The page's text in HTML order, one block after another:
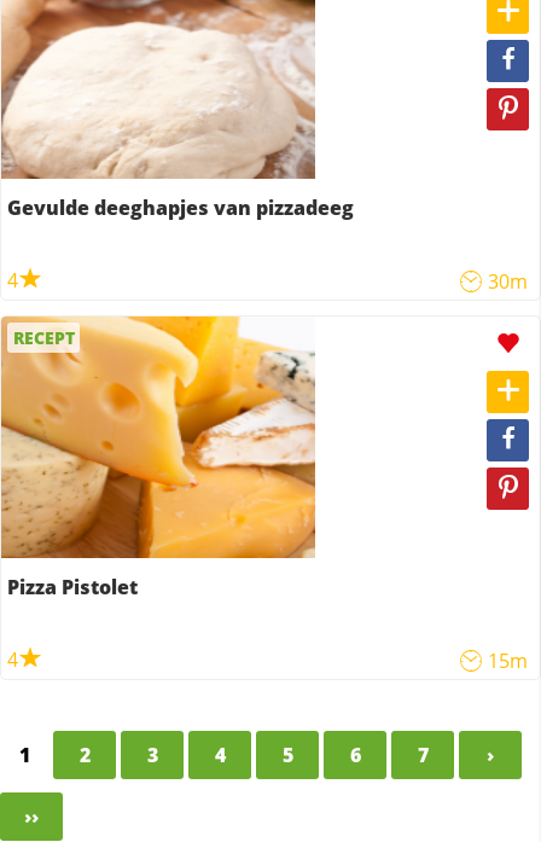
Gevulde deeghapjes van pizzadeeg
4 30m
RECEPT
Pizza Pistolet
4 15m
1 2 3 4 5 6 7 ›
››